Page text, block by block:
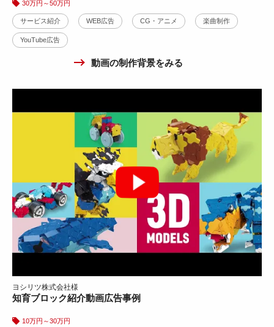
30万円～50万円
サービス紹介 WEB広告 CG・アニメ 楽曲制作
YouTube広告
動画の制作背景をみる
ヨシリツ株式会社様
知育ブロック紹介動画広告事例
10万円～30万円
カーリース紹介動画広告制作事例
10万円～30万円 WEB広告 楽曲制作 YouTube広告
②求人サービス動画広告・オリジナルソング制作 ver2
30万円～50万円
WEB広告 テレビCM
株式会社ミルキーウェイ様
シャワーヘッドカラー紹介３DCG事例